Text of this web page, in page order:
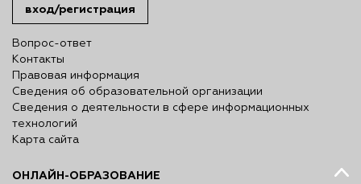
вход/регистрация
Вопрос-ответ
Контакты
Правовая информация
Сведения об образовательной организации
Сведения о деятельности в сфере информационных
технологий
Карта сайта
ОНЛАЙН-ОБРАЗОВАНИЕ